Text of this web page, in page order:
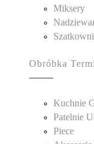
Miksery
Obróbka
Kuchnie
Patelnie
Piece